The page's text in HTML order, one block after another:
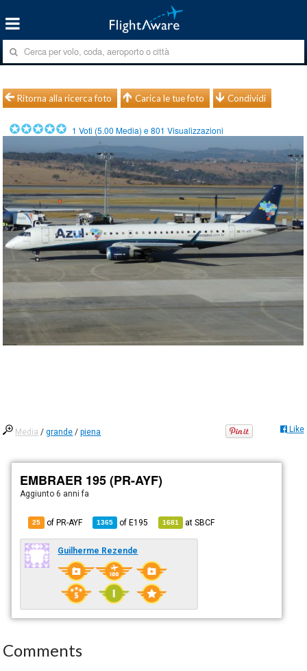
Ritorna alla ricerca foto Carica le tue foto Condividi
1 Voti (5.00 Media) e801 Visualizzazioni
Media /grande /piena Like
EMBRAER 195 (PR-AYF)
Aggiunto6 anni fa
25 of PR-AYF 1365 ofE195 1681 atSBCF
Guilherme Rezende
Comments